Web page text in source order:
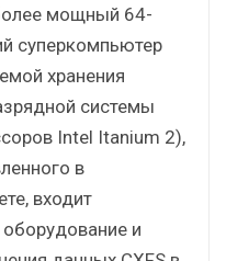
мощный 64-
суперкомпьютер
хранения
системы
Intel Itanium 2),
в
входит
и